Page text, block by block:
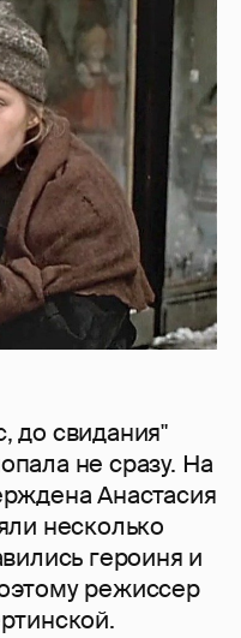
до свидания"
не сразу. На
Анастасия
несколько
героиня и
режиссер